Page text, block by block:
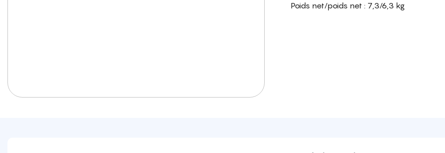
Poids net/poids net : 7,3/6,3 kg